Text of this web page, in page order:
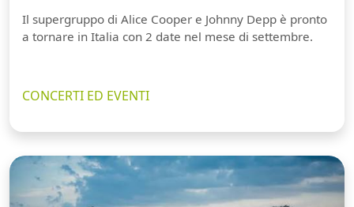
Il supergruppo di Alice Cooper e Johnny Depp è pronto
a tornare in Italia con 2 date nel mese di settembre.
CONCERTI ED EVENTI